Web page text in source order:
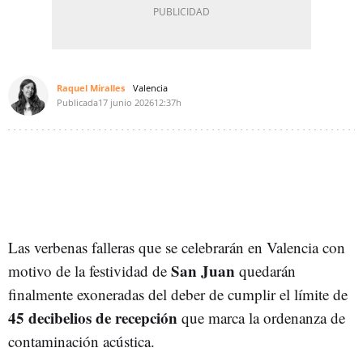
Raquel Miralles
Valencia
Publicada17 junio 202612:37h
Las verbenas falleras que se celebrarán en Valencia con
motivo de la festividad de San Juan quedarán
finalmente exoneradas del deber de cumplir el límite de
45 decibelios de recepción que marca la ordenanza de
contaminación acústica.